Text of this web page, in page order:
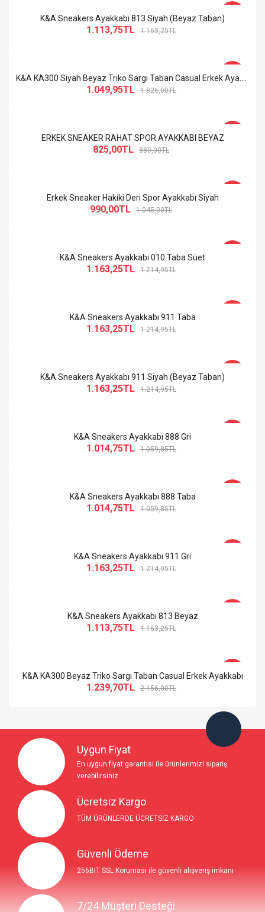
K&A Sneakers Ayakkabı 813 Siyah (Beyaz Taban)
1.113,75TL 1.163,25TL
K
&A KA300 Siyah Beyaz Triko Sargı Taban Casual Erkek Ayakkabı
1.049,95TL 1.826,00TL
ERKEK SNEAKER RAHAT SPOR AYAKKABI BEYAZ
825,00TL 880,00TL
Erkek Sneaker Hakiki Deri Spor Ayakkabı Siyah
990,00TL 1.045,00TL
K&A Sneakers Ayakkabı 010 Taba Süet
1.163,25TL 1.214,95TL
K&A Sneakers Ayakkabı 911 Taba
1.163,25TL 1.214,95TL
K&A Sneakers Ayakkabı 911 Siyah (Beyaz Taban)
1.163,25TL 1.214,95TL
K&A Sneakers Ayakkabı 888 Gri
1.014,75TL 1.059,85TL
K&A Sneakers Ayakkabı 888 Taba
1.014,75TL 1.059,85TL
K&A Sneakers Ayakkabı 911 Gri
1.163,25TL 1.214,95TL
K&A Sneakers Ayakkabı 813 Beyaz
1.113,75TL 1.163,25TL
K&A KA300 Beyaz Triko Sargı Taban Casual Erkek Ayakkabı
1.239,70TL 2.156,00TL
Uygun Fiyat
En uygun fiyat garantisi ile ürünlerimizi sipariş
verebilirsiniz
Ücretsiz Kargo
TÜM ÜRÜNLERDE ÜCRETSİZ KARGO
Güvenli Ödeme
256BIT SSL Koruması ile güvenli alışveriş imkanı
7/24 Müşteri Desteği